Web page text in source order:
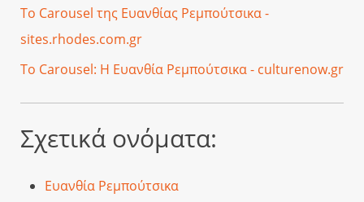
Το Carousel της Ευανθίας Ρεμπούτσικα -
sites.rhodes.com.gr
Το Carousel: Η Ευανθία Ρεμπούτσικα - culturenow.gr
Σχετικά ονόματα:
Ευανθία Ρεμπούτσικα